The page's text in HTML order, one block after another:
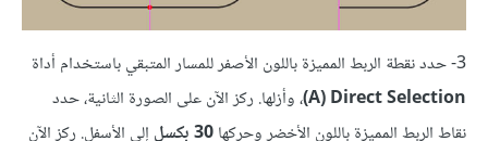
3- حدد نقطة الربط المميزة باللون الأصفر للمسار المتبقي باستخدام أداة
Direct Selection‏ (A)
، وأزلها. ركز الآن على الصورة الثانية، حدد
نقاط الربط المميزة باللون الأخضر وحركها30 بكسل
إلى الأسفل. ركز الآن